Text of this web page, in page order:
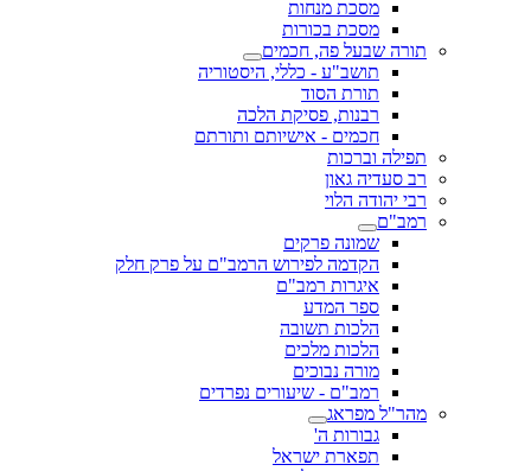
מסכת מנחות
מסכת בכורות
תורה שבעל פה, חכמים
תושב"ע - כללי, היסטוריה
תורת הסוד
רבנות, פסיקת הלכה
חכמים - אישיותם ותורתם
תפילה וברכות
רב סעדיה גאון
רבי יהודה הלוי
רמב"ם
שמונה פרקים
הקדמה לפירוש הרמב"ם על פרק חלק
איגרות רמב"ם
ספר המדע
הלכות תשובה
הלכות מלכים
מורה נבוכים
רמב"ם - שיעורים נפרדים
מהר"ל מפראג
גבורות ה'
תפארת ישראל